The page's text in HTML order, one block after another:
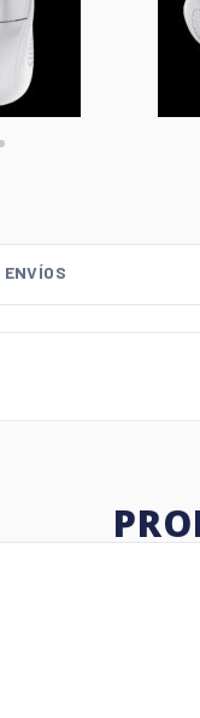
ENVÍOS